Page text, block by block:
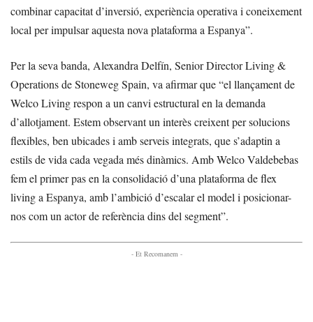
combinar capacitat d’inversió, experiència operativa i coneixement
local per impulsar aquesta nova plataforma a Espanya”.
Per la seva banda, Alexandra Delfín, Senior Director Living &
Operations de Stoneweg Spain, va afirmar que “el llançament de
Welco Living respon a un canvi estructural en la demanda
d’allotjament. Estem observant un interès creixent per solucions
flexibles, ben ubicades i amb serveis integrats, que s’adaptin a
estils de vida cada vegada més dinàmics. Amb Welco Valdebebas
fem el primer pas en la consolidació d’una plataforma de flex
living a Espanya, amb l’ambició d’escalar el model i posicionar-
nos com un actor de referència dins del segment”.
- Et Recomanem -